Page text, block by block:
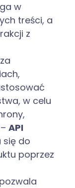
w
treści, a
z
w celu
–API
się do
poprzez